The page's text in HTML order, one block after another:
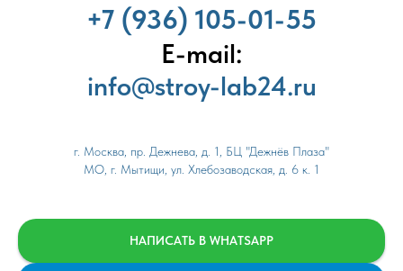
+7 (936) 105-01-55
E-mail:
info@stroy-lab24.ru
г. Москва, пр. Дежнева, д. 1, БЦ "Дежнёв Плаза"
МО, г. Мытищи, ул. Хлебозаводская, д. 6 к. 1
НАПИСАТЬ В WHATSAPP